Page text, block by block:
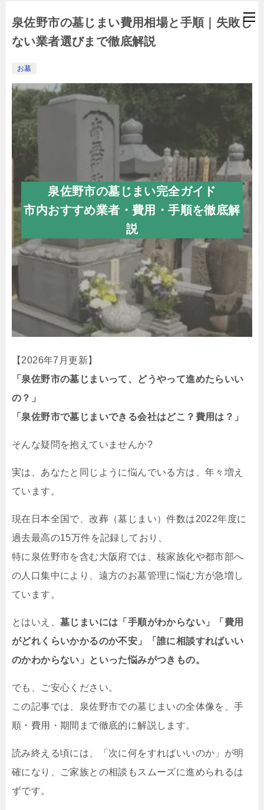
泉佐野市の墓じまい費用相場と手順｜失敗し
ない業者選びまで徹底解説
お墓
泉佐野市の墓じまい完全ガイド
市内おすすめ業者・費用・手順を徹底解
説
【2026年7月更新】
「泉佐野市の墓じまいって、どうやって進めたらいい
の？」
「泉佐野市で墓じまいできる会社はどこ？費用は？」
そんな疑問を抱えていませんか?
実は、あなたと同じように悩んでいる方は、年々増え
ています。
現在日本全国で、改葬（墓じまい）件数は2022年度に
過去最高の15万件を記録しており、
特に泉佐野市を含む大阪府では、核家族化や都市部へ
の人口集中により、遠方のお墓管理に悩む方が急増し
ています。
とはいえ、 墓じまいには「手順がわからない」「費用
がどれくらいかかるのか不安」「誰に相談すればいい
のかわからない」といった悩みがつきもの。
でも、ご安心ください。
この記事では、泉佐野市での墓じまいの全体像を、手
順・費用・期間まで徹底的に解説します。
読み終える頃には、「次に何をすればいいのか」が明
確になり、ご家族との相談もスムーズに進められるは
ずです。